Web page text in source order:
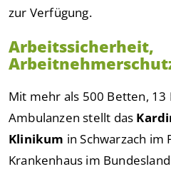
zur Verfügung.
Arbeitssicherheit,
Mit mehr als 500 Betten,
Ambulanzen stellt das
Klinikum in Schwarzach im
Krankenhaus im